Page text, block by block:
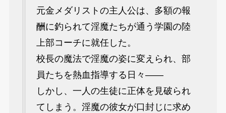
元金メダリストの主人公は、多額の報
酬に釣られて淫魔たちが通う学園の陸
上部コーチに就任した。
校長の魔法で淫魔の姿に変えられ、部
員たちを熱血指導する日々――
しかし、一人の生徒に正体を見破られ
てしまう。淫魔の彼女が口封じに求め